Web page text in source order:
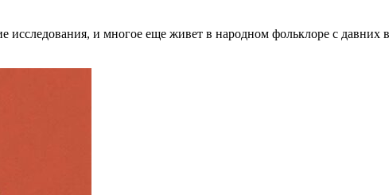
и многое еще живет в народном фольклоре с давних